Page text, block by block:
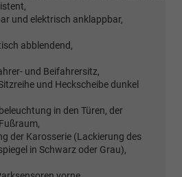
und elektrisch anklappbar,
abblendend,
und Beifahrersitz,
und Heckscheibe dunkel
in den Türen, der
der Karosserie (Lackierung des
in Schwarz oder Grau),